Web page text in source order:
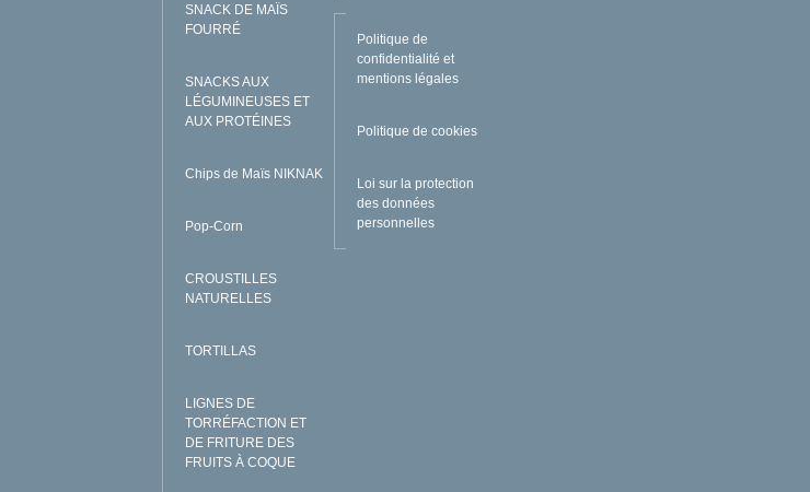
SNACK DE MAÏS
FOURRÉ
SNACKS AUX
LÉGUMINEUSES ET
AUX PROTÉINES
Chips de Maïs NIKNAK
Pop-Corn
CROUSTILLES
NATURELLES
TORTILLAS
LIGNES DE
TORRÉFACTION ET
DE FRITURE DES
FRUITS À COQUE
Politique de
confidentialité et
mentions légales
Politique de cookies
Loi sur la protection
des données
personnelles